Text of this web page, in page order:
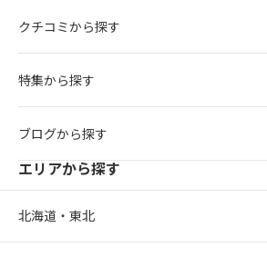
クチコミから探す
特集から探す
ブログから探す
エリアから探す
北海道・東北